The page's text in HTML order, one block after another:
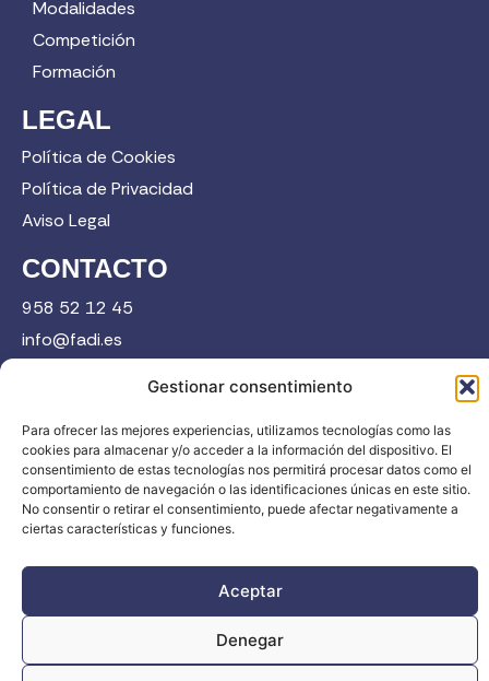
Gestionar consentimiento
Para ofrecer las mejores experiencias, utilizamos tecnologías como las
cookies para almacenar y/o acceder a la información del dispositivo. El
consentimiento de estas tecnologías nos permitirá procesar datos como el
comportamiento de navegación o las identificaciones únicas en este sitio.
No consentir o retirar el consentimiento, puede afectar negativamente a
ciertas características y funciones.
Aceptar
Denegar
Modalidades
Competición
Formación
LEGAL
Política de Cookies
Política de Privacidad
Aviso Legal
CONTACTO
958 52 12 45
info@fadi.es
Contacta
FADI © 2026. Federación Andaluza de Deportes de Invierno |
Todos los derechos reservados